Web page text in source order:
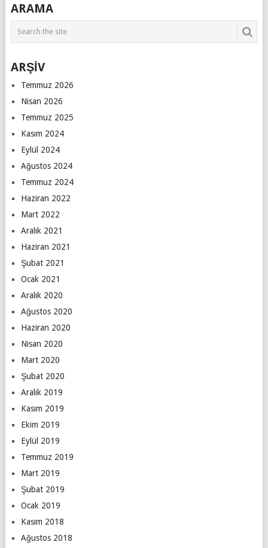
ARAMA
ARŞİV
Temmuz 2026
Nisan 2026
Temmuz 2025
Kasım 2024
Eylül 2024
Ağustos 2024
Temmuz 2024
Haziran 2022
Mart 2022
Aralık 2021
Haziran 2021
Şubat 2021
Ocak 2021
Aralık 2020
Ağustos 2020
Haziran 2020
Nisan 2020
Mart 2020
Şubat 2020
Aralık 2019
Kasım 2019
Ekim 2019
Eylül 2019
Temmuz 2019
Mart 2019
Şubat 2019
Ocak 2019
Kasım 2018
Ağustos 2018